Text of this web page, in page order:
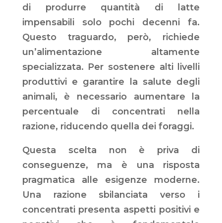
di produrre quantità di latte
impensabili solo pochi decenni fa.
Questo traguardo, però, richiede
un’alimentazione altamente
specializzata. Per sostenere alti livelli
produttivi e garantire la salute degli
animali, è necessario aumentare la
percentuale di concentrati nella
razione, riducendo quella dei foraggi.
Questa scelta non è priva di
conseguenze, ma è una risposta
pragmatica alle esigenze moderne.
Una razione sbilanciata verso i
concentrati presenta aspetti positivi e